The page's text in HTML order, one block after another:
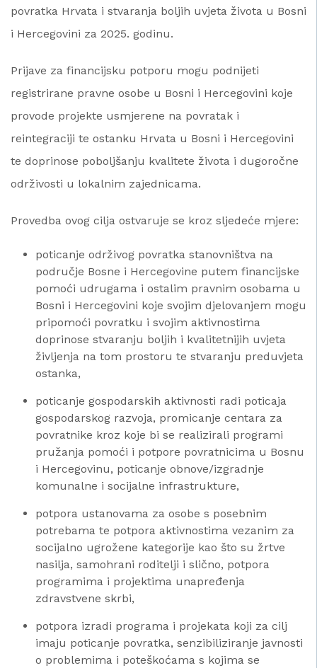
povratka Hrvata i stvaranja boljih uvjeta života u Bosni
i Hercegovini za 2025. godinu.
Prijave za financijsku potporu mogu podnijeti
registrirane pravne osobe u Bosni i Hercegovini koje
provode projekte usmjerene na povratak i
reintegraciji te ostanku Hrvata u Bosni i Hercegovini
te doprinose poboljšanju kvalitete života i dugoročne
održivosti u lokalnim zajednicama.
Provedba ovog cilja ostvaruje se kroz sljedeće mjere:
poticanje održivog povratka stanovništva na
područje Bosne i Hercegovine putem financijske
pomoći udrugama i ostalim pravnim osobama u
Bosni i Hercegovini koje svojim djelovanjem mogu
pripomoći povratku i svojim aktivnostima
doprinose stvaranju boljih i kvalitetnijih uvjeta
življenja na tom prostoru te stvaranju preduvjeta
ostanka,
poticanje gospodarskih aktivnosti radi poticaja
gospodarskog razvoja, promicanje centara za
povratnike kroz koje bi se realizirali programi
pružanja pomoći i potpore povratnicima u Bosnu
i Hercegovinu, poticanje obnove/izgradnje
komunalne i socijalne infrastrukture,
potpora ustanovama za osobe s posebnim
potrebama te potpora aktivnostima vezanim za
socijalno ugrožene kategorije kao što su žrtve
nasilja, samohrani roditelji i slično, potpora
programima i projektima unapređenja
zdravstvene skrbi,
potpora izradi programa i projekata koji za cilj
imaju poticanje povratka, senzibiliziranje javnosti
o problemima i poteškoćama s kojima se